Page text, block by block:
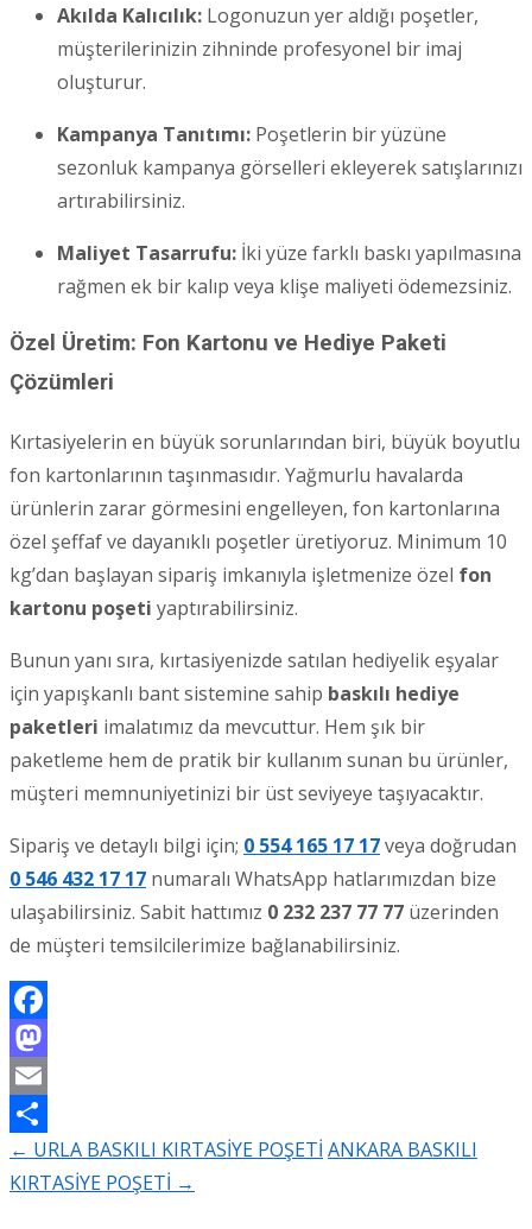
Akılda Kalıcılık: Logonuzun yer aldığı poşetler,
müşterilerinizin zihninde profesyonel bir imaj
oluşturur.
Kampanya Tanıtımı: Poşetlerin bir yüzüne
sezonluk kampanya görselleri ekleyerek satışlarınızı
artırabilirsiniz.
Maliyet Tasarrufu: İki yüze farklı baskı yapılmasına
rağmen ek bir kalıp veya klişe maliyeti ödemezsiniz.
Özel Üretim: Fon Kartonu ve Hediye Paketi
Çözümleri
Kırtasiyelerin en büyük sorunlarından biri, büyük boyutlu
fon kartonlarının taşınmasıdır. Yağmurlu havalarda
ürünlerin zarar görmesini engelleyen, fon kartonlarına
özel şeffaf ve dayanıklı poşetler üretiyoruz. Minimum 10
kg’dan başlayan sipariş imkanıyla işletmenize özel fon
kartonu poşeti yaptırabilirsiniz.
Bunun yanı sıra, kırtasiyenizde satılan hediyelik eşyalar
için yapışkanlı bant sistemine sahip baskılı hediye
paketleri imalatımız da mevcuttur. Hem şık bir
paketleme hem de pratik bir kullanım sunan bu ürünler,
müşteri memnuniyetinizi bir üst seviyeye taşıyacaktır.
Sipariş ve detaylı bilgi için; 0 554 165 17 17veya doğrudan
0 546 432 17 17 numaralı WhatsApp hatlarımızdan bize
ulaşabilirsiniz. Sabit hattımız 0 232 237 77 77 üzerinden
de müşteri temsilcilerimize bağlanabilirsiniz.
Facebook
Mastodon
Email
Share
Post
← URLA BASKILI KIRTASİYE POŞETİ ANKARA BASKILI
KIRTASİYE POŞETİ →